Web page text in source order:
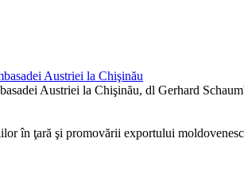
Austriei la Chişinău
Austriei la Chişinău, dl Gerhard
în ţară şi promovării exportului